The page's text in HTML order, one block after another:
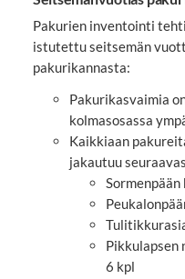
Pakurien inventointi
istutettu seitsemän
pakurikannasta:
Pakurikasvaimia
kolmasosassa
Kaikkiaan
jakautuu
Pikkulapsen
6 kpl